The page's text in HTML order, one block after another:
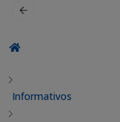
Informativos